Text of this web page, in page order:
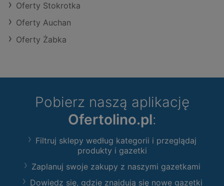
Oferty Stokrotka
Oferty Auchan
Oferty Żabka
Pobierz naszą aplikację
Ofertolino.pl:
Filtruj sklepy według kategorii i przeglądaj
produkty i gazetki
Zaplanuj swoje zakupy z naszymi gazetkami
Dowiedz się, gdzie znajdują się nowe gazetki